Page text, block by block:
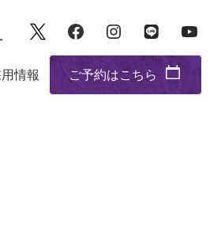
情報 ご予約はこちら